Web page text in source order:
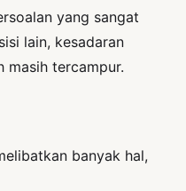
yang sangat
lain, kesadaran
masih tercampur.
banyak hal,